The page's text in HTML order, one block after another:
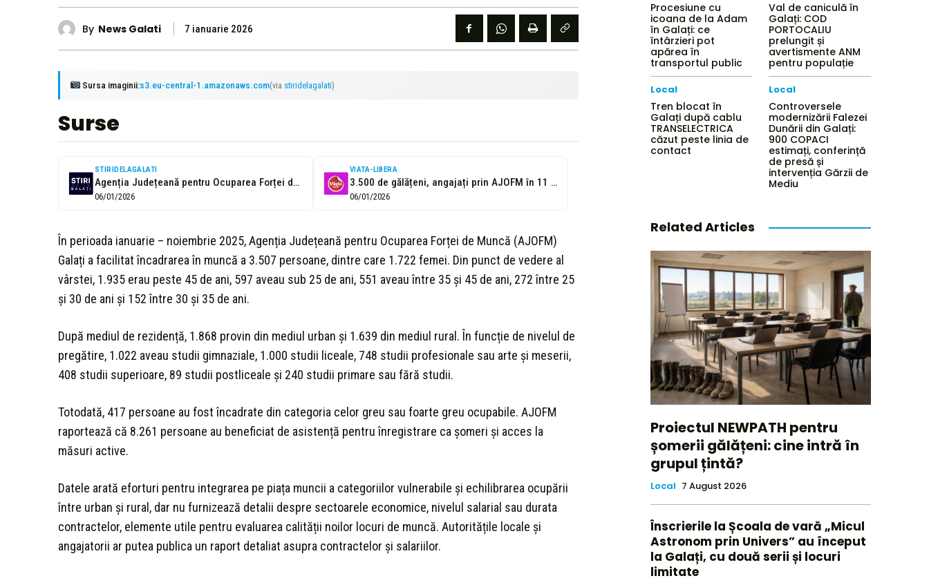
By News Galati 7 ianuarie 2026
Sursa imaginii:s3.eu-central-1.amazonaws.com(via stiridelagalati)
Surse
STIRIDELAGALATI
Agenția Județeană pentru Ocuparea Forței de Muncă Galați a facilitat angajarea a...
06/01/2026
VIATA-LIBERA
3.500 de gălățeni, angajați prin AJOFM în 11 luni
06/01/2026
În perioada ianuarie – noiembrie 2025, Agenția Județeană pentru Ocuparea Forței de Muncă (AJOFM)
Galați a facilitat încadrarea în muncă a 3.507 persoane, dintre care 1.722 femei. Din punct de vedere al
vârstei, 1.935 erau peste 45 de ani, 597 aveau sub 25 de ani, 551 aveau între 35 și 45 de ani, 272 între 25
și 30 de ani și 152 între 30 și 35 de ani.
După mediul de rezidență, 1.868 provin din mediul urban și 1.639 din mediul rural. În funcție de nivelul de
pregătire, 1.022 aveau studii gimnaziale, 1.000 studii liceale, 748 studii profesionale sau arte și meserii,
408 studii superioare, 89 studii postliceale și 240 studii primare sau fără studii.
Totodată, 417 persoane au fost încadrate din categoria celor greu sau foarte greu ocupabile. AJOFM
raportează că 8.261 persoane au beneficiat de asistență pentru înregistrare ca șomeri și acces la
măsuri active.
Datele arată eforturi pentru integrarea pe piața muncii a categoriilor vulnerabile și echilibrarea ocupării
între urban și rural, dar nu furnizează detalii despre sectoarele economice, nivelul salarial sau durata
contractelor, elemente utile pentru evaluarea calității noilor locuri de muncă. Autoritățile locale și
angajatorii ar putea publica un raport detaliat asupra contractelor și salariilor.
Procesiune cu
icoana de la Adam
în Galați: ce
întârzieri pot
apărea în
transportul public
Val de caniculă în
Galați: COD
PORTOCALIU
prelungit și
avertismente ANM
pentru populație
Local
Tren blocat în
Galați după cablu
TRANSELECTRICA
căzut peste linia de
contact
Local
Controversele
modernizării Falezei
Dunării din Galați:
900 COPACI
estimați, conferință
de presă și
intervenția Gărzii de
Mediu
Related Articles
Proiectul NEWPATH pentru
șomerii gălățeni: cine intră în
grupul țintă?
Local 7 August 2026
Înscrierile la Școala de vară „Micul
Astronom prin Univers” au început
la Galați, cu două serii și locuri
limitate